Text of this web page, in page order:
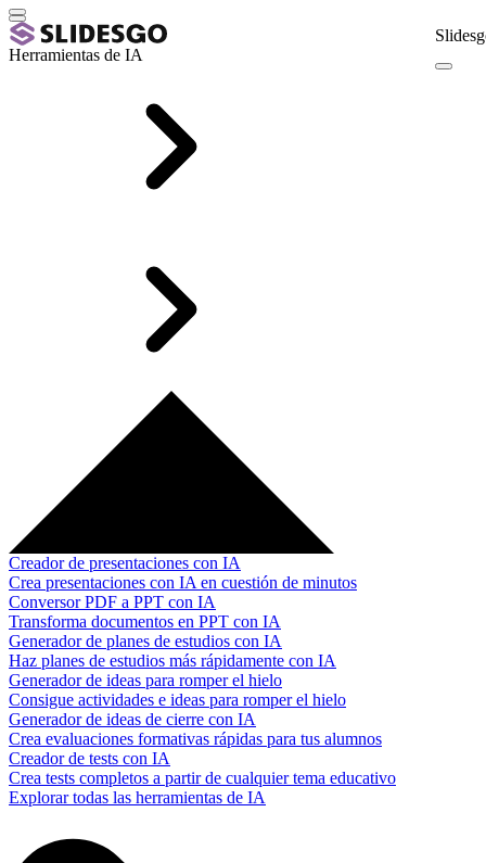
Herramientas de IA
Creador de presentaciones con IA
Crea presentaciones con IA en cuestión de minutos
Conversor PDF a PPT con IA
Transforma documentos en PPT con IA
Generador de planes de estudios con IA
Haz planes de estudios más rápidamente con IA
Generador de ideas para romper el hielo
Consigue actividades e ideas para romper el hielo
Generador de ideas de cierre con IA
Crea evaluaciones formativas rápidas para tus alumnos
Creador de tests con IA
Crea tests completos a partir de cualquier tema educativo
Explorar todas las herramientas de IA